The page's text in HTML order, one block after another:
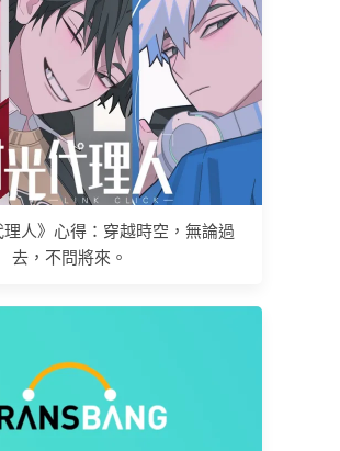
人》心得：穿越時空，無論過
去，不問將來。